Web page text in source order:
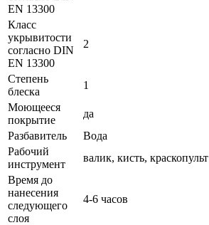
EN 13300
Класс
укрывитости
согласно DIN
EN 13300
2
Степень
блеска
1
Моющееся
покрытие
да
Разбавитель
Вода
Рабочий
инструмент
валик, кисть, краскопульт
Время до
нанесения
следующего
слоя
4-6 часов